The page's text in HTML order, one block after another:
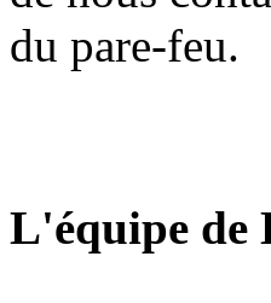
du pare-feu.
L'équipe de